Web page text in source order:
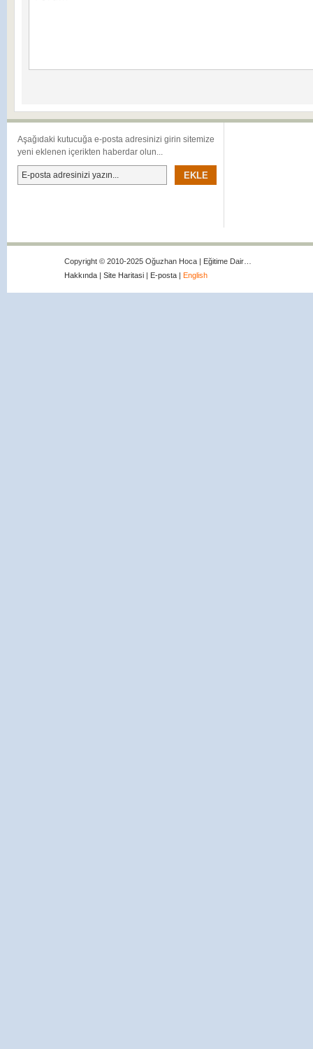
Aşağıdaki kutucuğa e-posta adresinizi girin sitemize
yeni eklenen içerikten haberdar olun...
Copyright © 2010-2025 Oğuzhan Hoca | Eğitime Dair…
Hakkında | Site Haritasi | E-posta | English